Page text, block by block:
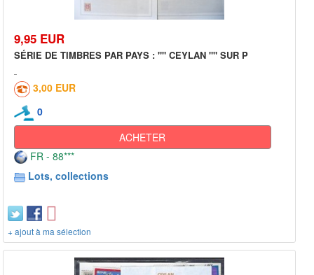
9,95 EUR
SÉRIE DE TIMBRES PAR PAYS : "" CEYLAN "" SUR P
3,00 EUR
0
ACHETER
FR - 88***
Lots, collections
+ ajout à ma sélection